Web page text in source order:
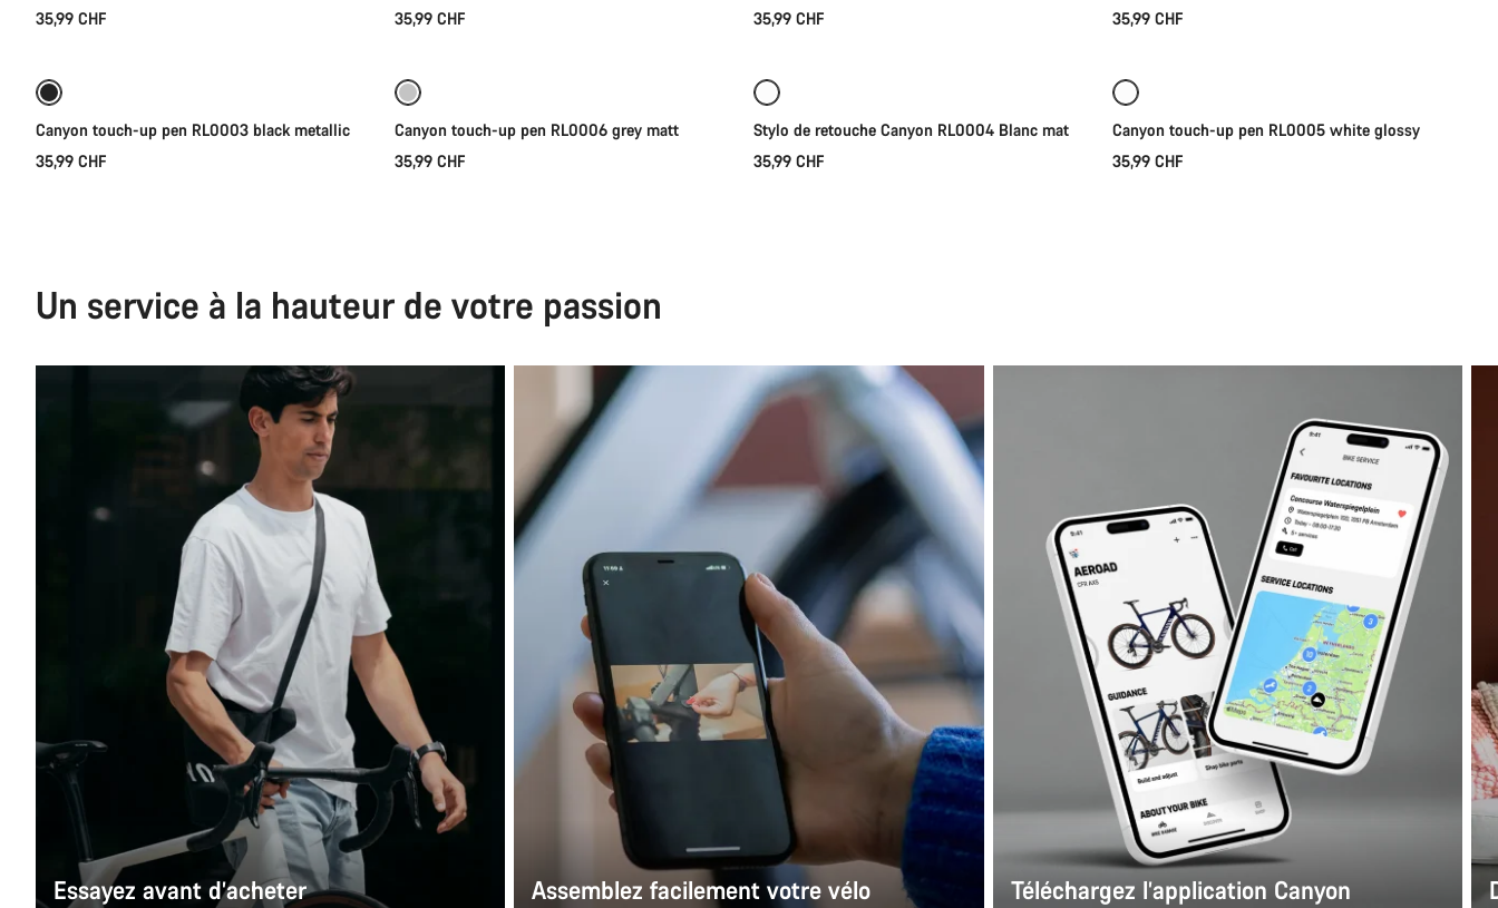
35,99 CHF 35,99 CHF 35,99 CHF
35,99 CHF
Canyon touch-up pen RL0003 black metallic
35,99 CHF
Canyon touch-up pen RL0006 grey matt
35,99 CHF
Stylo de retouche Canyon RL0004 Blanc mat
35,99 CHF
Canyon touch-up pen RL0005 white glossy
35,99 CHF
Un service à la hauteur de votre passion
Essayez avant d’acheter Assemblez facilement votre vélo Téléchargez l’application Canyon